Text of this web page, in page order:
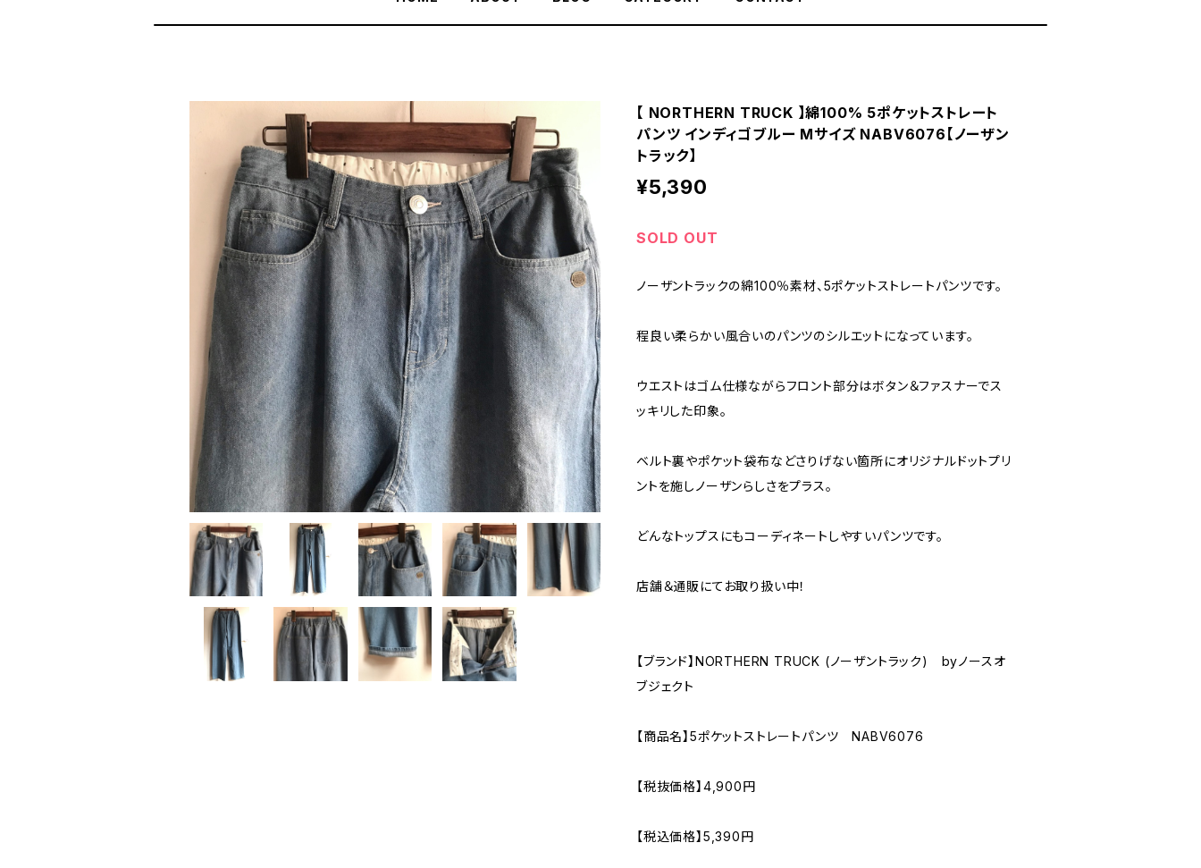
【 NORTHERN TRUCK 】綿100% 5ポケットストレート
パンツ インディゴブルー Mサイズ NABV6076【ノーザン
トラック】
¥5,390
SOLD OUT
ノーザントラックの綿100％素材、5ポケットストレートパンツです。
程良い柔らかい風合いのパンツのシルエットになっています。
ウエストはゴム仕様ながらフロント部分はボタン＆ファスナーでス
ッキリした印象。
ベルト裏やポケット袋布などさりげない箇所にオリジナルドットプリ
ントを施しノーザンらしさをプラス。
どんなトップスにもコーディネートしやすいパンツです。
店舗＆通販にてお取り扱い中！
【ブランド】NORTHERN TRUCK (ノーザントラック) byノースオ
ブジェクト
【商品名】5ポケットストレートパンツ NABV6076
【税抜価格】4,900円
【税込価格】5,390円